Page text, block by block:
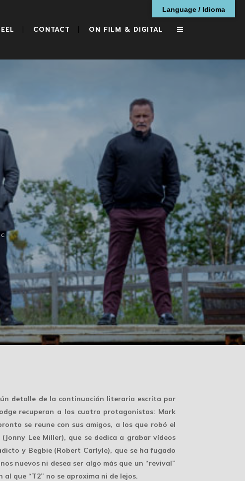
CONTACT ON FILM & DIGITAL
detalle de la continuación literaria escrita por
recuperan a los cuatro protagonistas: Mark
se reune con sus amigos, a los que robó el
Lee Miller), que se dedica a grabar vídeos
y Begbie (Robert Carlyle), que se ha fugado
nuevos ni desea ser algo más que un “revival”
que “T2” no se aproxima ni de lejos.
Language / Idioma